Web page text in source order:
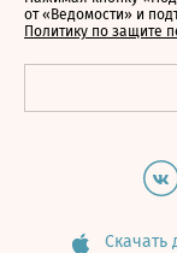
от «Ведомости» и
Политику по защите
Скачать